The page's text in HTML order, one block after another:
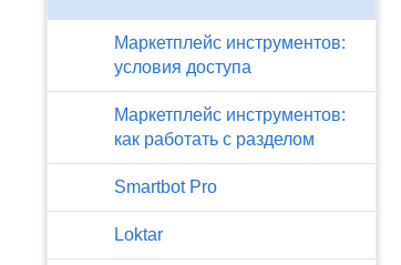
Маркетплейс инструментов:
условия доступа
Маркетплейс инструментов:
как работать с разделом
Smartbot Pro
Loktar